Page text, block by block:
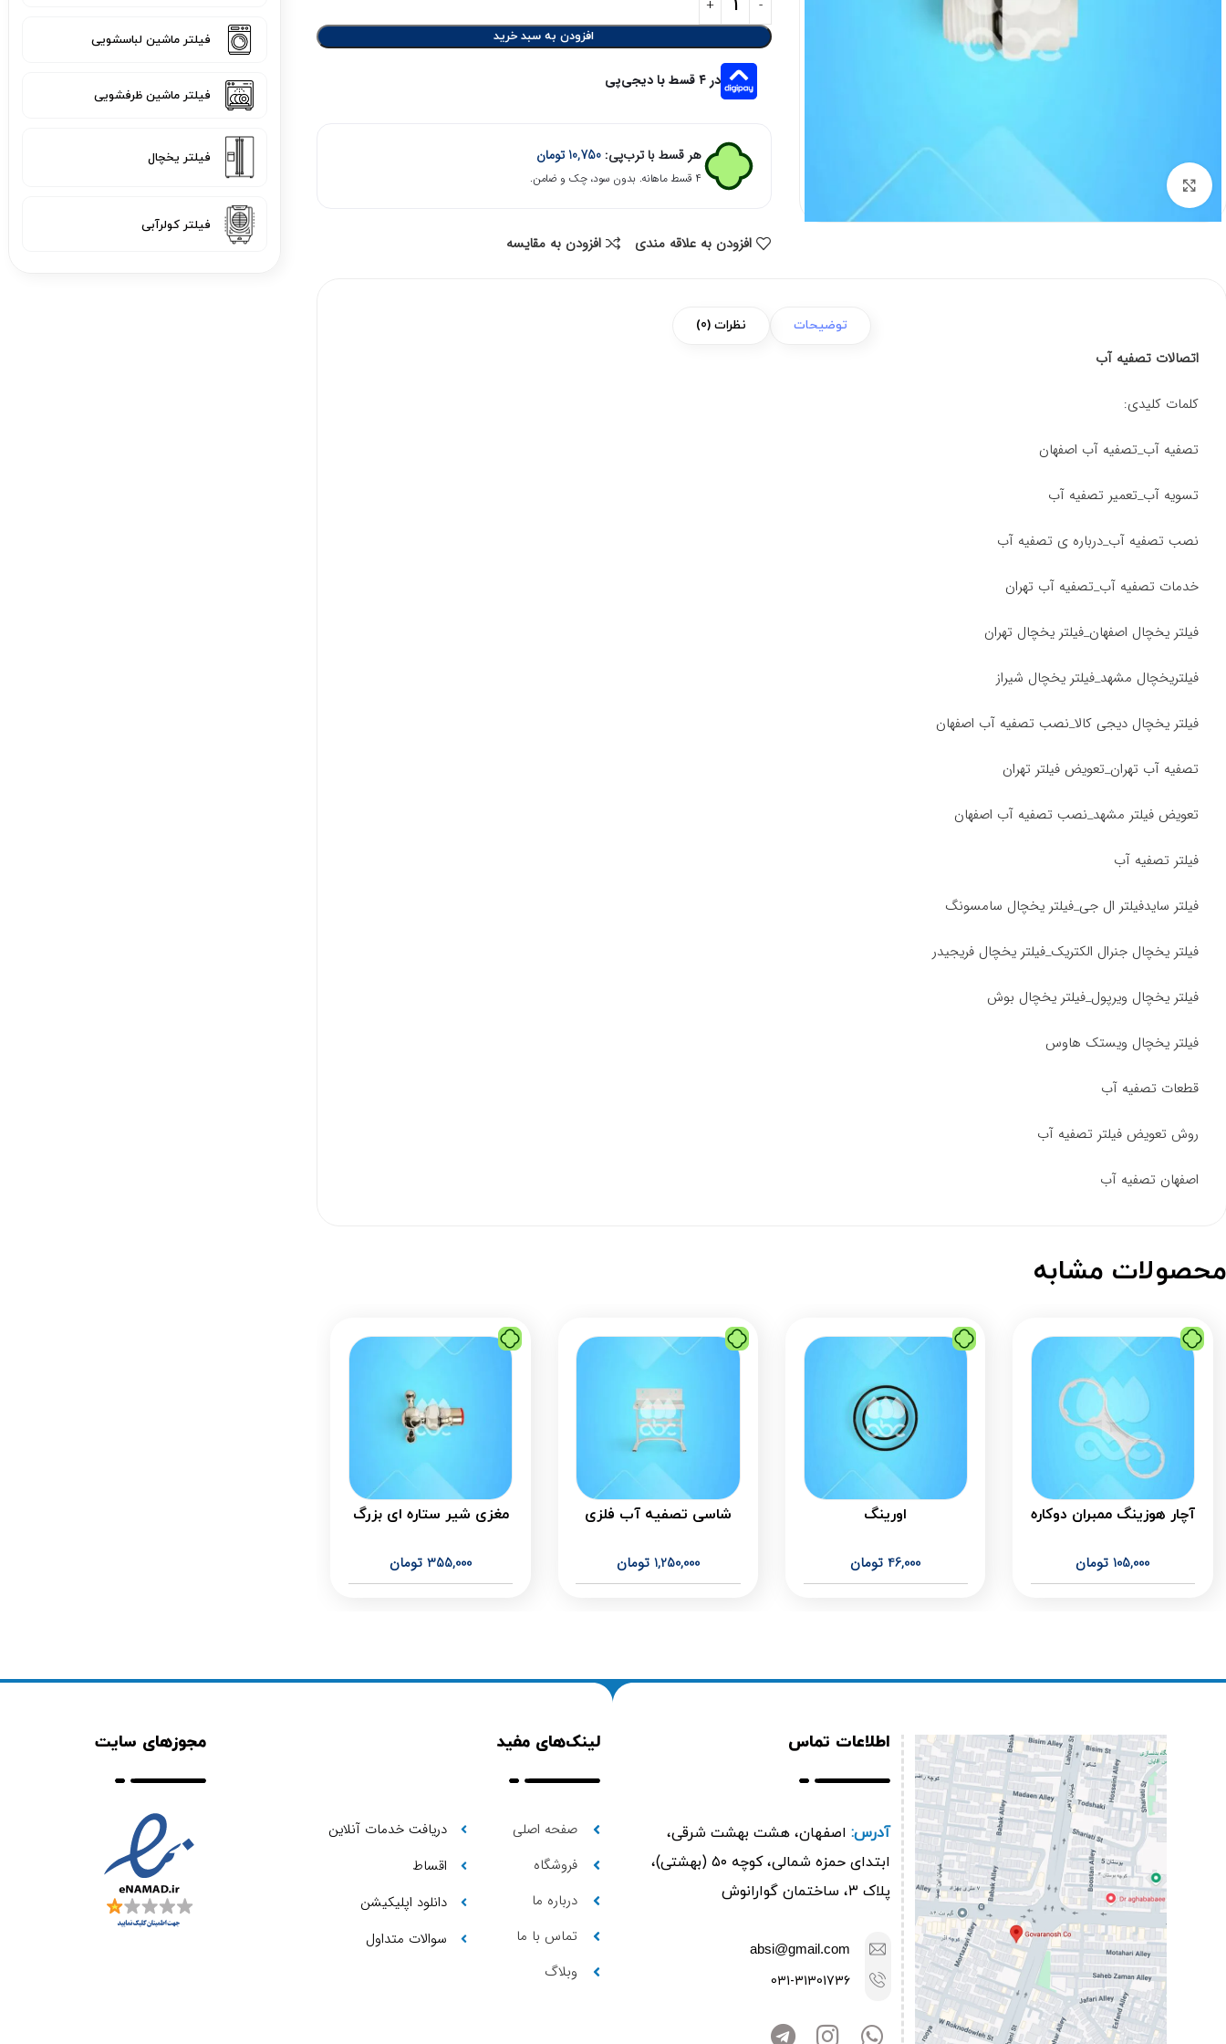
برای بزرگنمایی کلیک کنید
افزودن به سبد خرید
در ۴ قسط با دیجی‌پی
هر قسط با ترب‌پی: 10,750 تومان
۴ قسط ماهانه. بدون سود، چک و ضامن.
افزودن به علاقه مندی افزودن به مقایسه
توضیحات نظرات (0)
اتصالات تصفیه آب
کلمات کلیدی:
تصفیه آب_تصفیه آب اصفهان
تسویه آب_تعمیر تصفیه آب
نصب تصفیه آب_درباره ی تصفیه آب
خدمات تصفیه آب_تصفیه آب تهران
فیلتر یخچال اصفهان_فیلتر یخچال تهران
فیلتریخچال مشهد_فیلتر یخچال شیراز
فیلتر یخچال دیجی کالا_نصب تصفیه آب اصفهان
تصفیه آب تهران_تعویض فیلتر تهران
تعویض فیلتر مشهد_نصب تصفیه آب اصفهان
فیلتر تصفیه آب
فیلتر سایدفیلتر ال جی_فیلتر یخچال سامسونگ
فیلتر یخچال جنرال الکتریک_فیلتر یخچال فریجیدر
فیلتر یخچال ویرپول_فیلتر یخچال بوش
فیلتر یخچال ویستک هاوس
قطعات تصفیه آب
روش تعویض فیلتر تصفیه آب
اصفهان تصفیه آب
محصولات مشابه
آچار هوزینگ ممبران دوکاره
105,000 تومان
اورینگ
46,000 تومان
شاسی تصفیه آب فلزی
1,250,000 تومان
مغزی شیر ستاره ای بزرگ
355,000 تومان
فیلتر ماشین لباسشویی
فیلتر ماشین ظرفشویی
فیلتر یخچال
فیلتر کولرآبی
اطلاعات تماس
آدرس:اصفهان، هشت بهشت شرقی،
ابتدای حمزه شمالی، کوچه ۵۰ (بهشتی)،
پلاک ۳، ساختمان گوارانوش
absi@gmail.com
031-31301736
لینک‌های مفید
صفحه اصلی
فروشگاه
درباره ما
تماس با ما
وبلاگ
دریافت خدمات آنلاین
اقساط
دانلود اپلیکیشن
سوالات متداول
مجوزهای سایت